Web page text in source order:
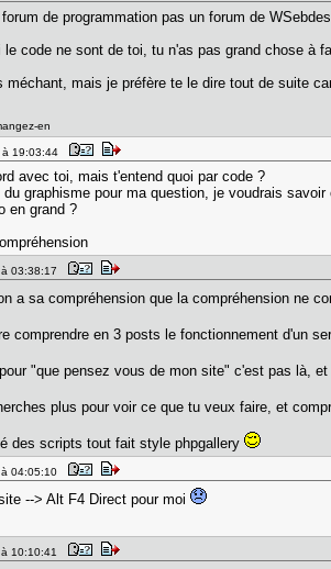
de programmation pas un forum de
le code ne sont de toi, tu n'as pas grand chose à
méchant, mais je préfère te le dire tout de suite
en
à 19:03:44
avec toi, mais t'entend quoi par code ?
graphisme pour ma question, je voudrais
en grand ?
à 03:38:17
a sa compréhension que la compréhension ne
comprendre en 3 posts le fonctionnement d'un
"que pensez vous de mon site" c'est pas là,
plus pour voir ce que tu veux faire, et
des scripts tout fait style phpgallery
à 04:05:10
--> Alt F4 Direct pour moi
à 10:10:41